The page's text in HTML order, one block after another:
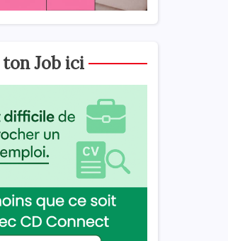
Job ici